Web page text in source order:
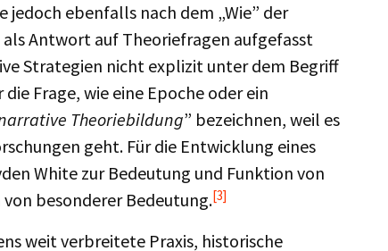
ebenfalls nach dem „Wie” der
Antwort auf Theoriefragen aufgefasst
Strategien nicht explizit unter dem Begriff
Frage, wie eine Epoche oder ein
Theoriebildung” bezeichnen, weil es
geht. Für die Entwicklung eines
White zur Bedeutung und Funktion von
besonderer Bedeutung.[3]
weit verbreitete Praxis, historische